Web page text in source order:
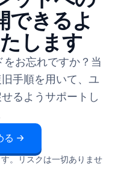
できるよ
します
お忘れですか？当
手順を用いて、ユ
るようサポートし
る →
。リスクは一切ありませ